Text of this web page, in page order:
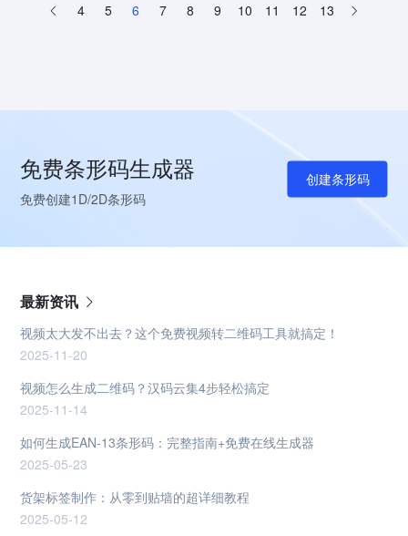
4 5 6 7 8 9 10 11 12 13
免费条形码生成器
免费创建1D/2D条形码
创建条形码
最新资讯
视频太大发不出去？这个免费视频转二维码工具就搞定！
2025-11-20
视频怎么生成二维码？汉码云集4步轻松搞定
2025-11-14
如何生成EAN-13条形码：完整指南+免费在线生成器
2025-05-23
货架标签制作：从零到贴墙的超详细教程
2025-05-12